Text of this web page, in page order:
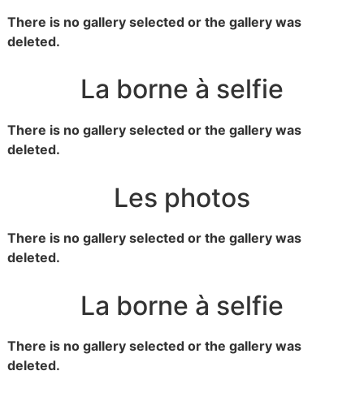
There is no gallery selected or the gallery was
deleted.
La borne à selfie
There is no gallery selected or the gallery was
deleted.
Les photos
There is no gallery selected or the gallery was
deleted.
La borne à selfie
There is no gallery selected or the gallery was
deleted.